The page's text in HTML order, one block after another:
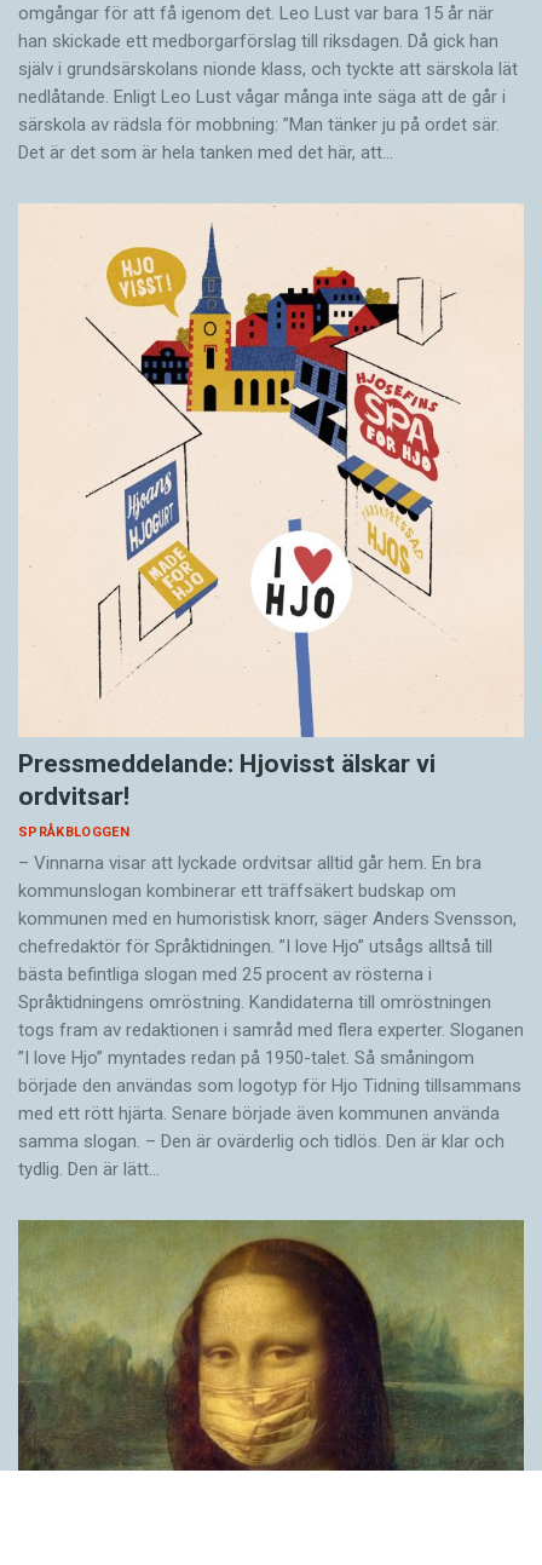
omgångar för att få igenom det. Leo Lust var bara 15 år när
han skickade ett medborgarförslag till riksdagen. Då gick han
själv i grundsärskolans nionde klass, och tyckte att särskola lät
nedlåtande. Enligt Leo Lust vågar många inte säga att de går i
särskola av rädsla för mobbning: ”Man tänker ju på ordet sär.
Det är det som är hela tanken med det här, att…
Pressmeddelande: Hjovisst älskar vi
ordvitsar!
SPRÅKBLOGGEN
– Vinnarna visar att lyckade ordvitsar alltid går hem. En bra
kommunslogan kombinerar ett träffsäkert budskap om
kommunen med en humoristisk knorr, säger Anders Svensson,
chefredaktör för Språktidningen. ”I love Hjo” utsågs alltså till
bästa befintliga slogan med 25 procent av rösterna i
Språktidningens omröstning. Kandidaterna till omröstningen
togs fram av redaktionen i samråd med flera experter. Sloganen
”I love Hjo” myntades redan på 1950-talet. Så småningom
började den användas som logotyp för Hjo Tidning tillsammans
med ett rött hjärta. Senare började även kommunen använda
samma slogan. – Den är ovärderlig och tidlös. Den är klar och
tydlig. Den är lätt…